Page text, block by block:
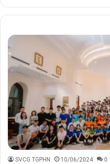
SVCG TGPHN 10/06/2024 0